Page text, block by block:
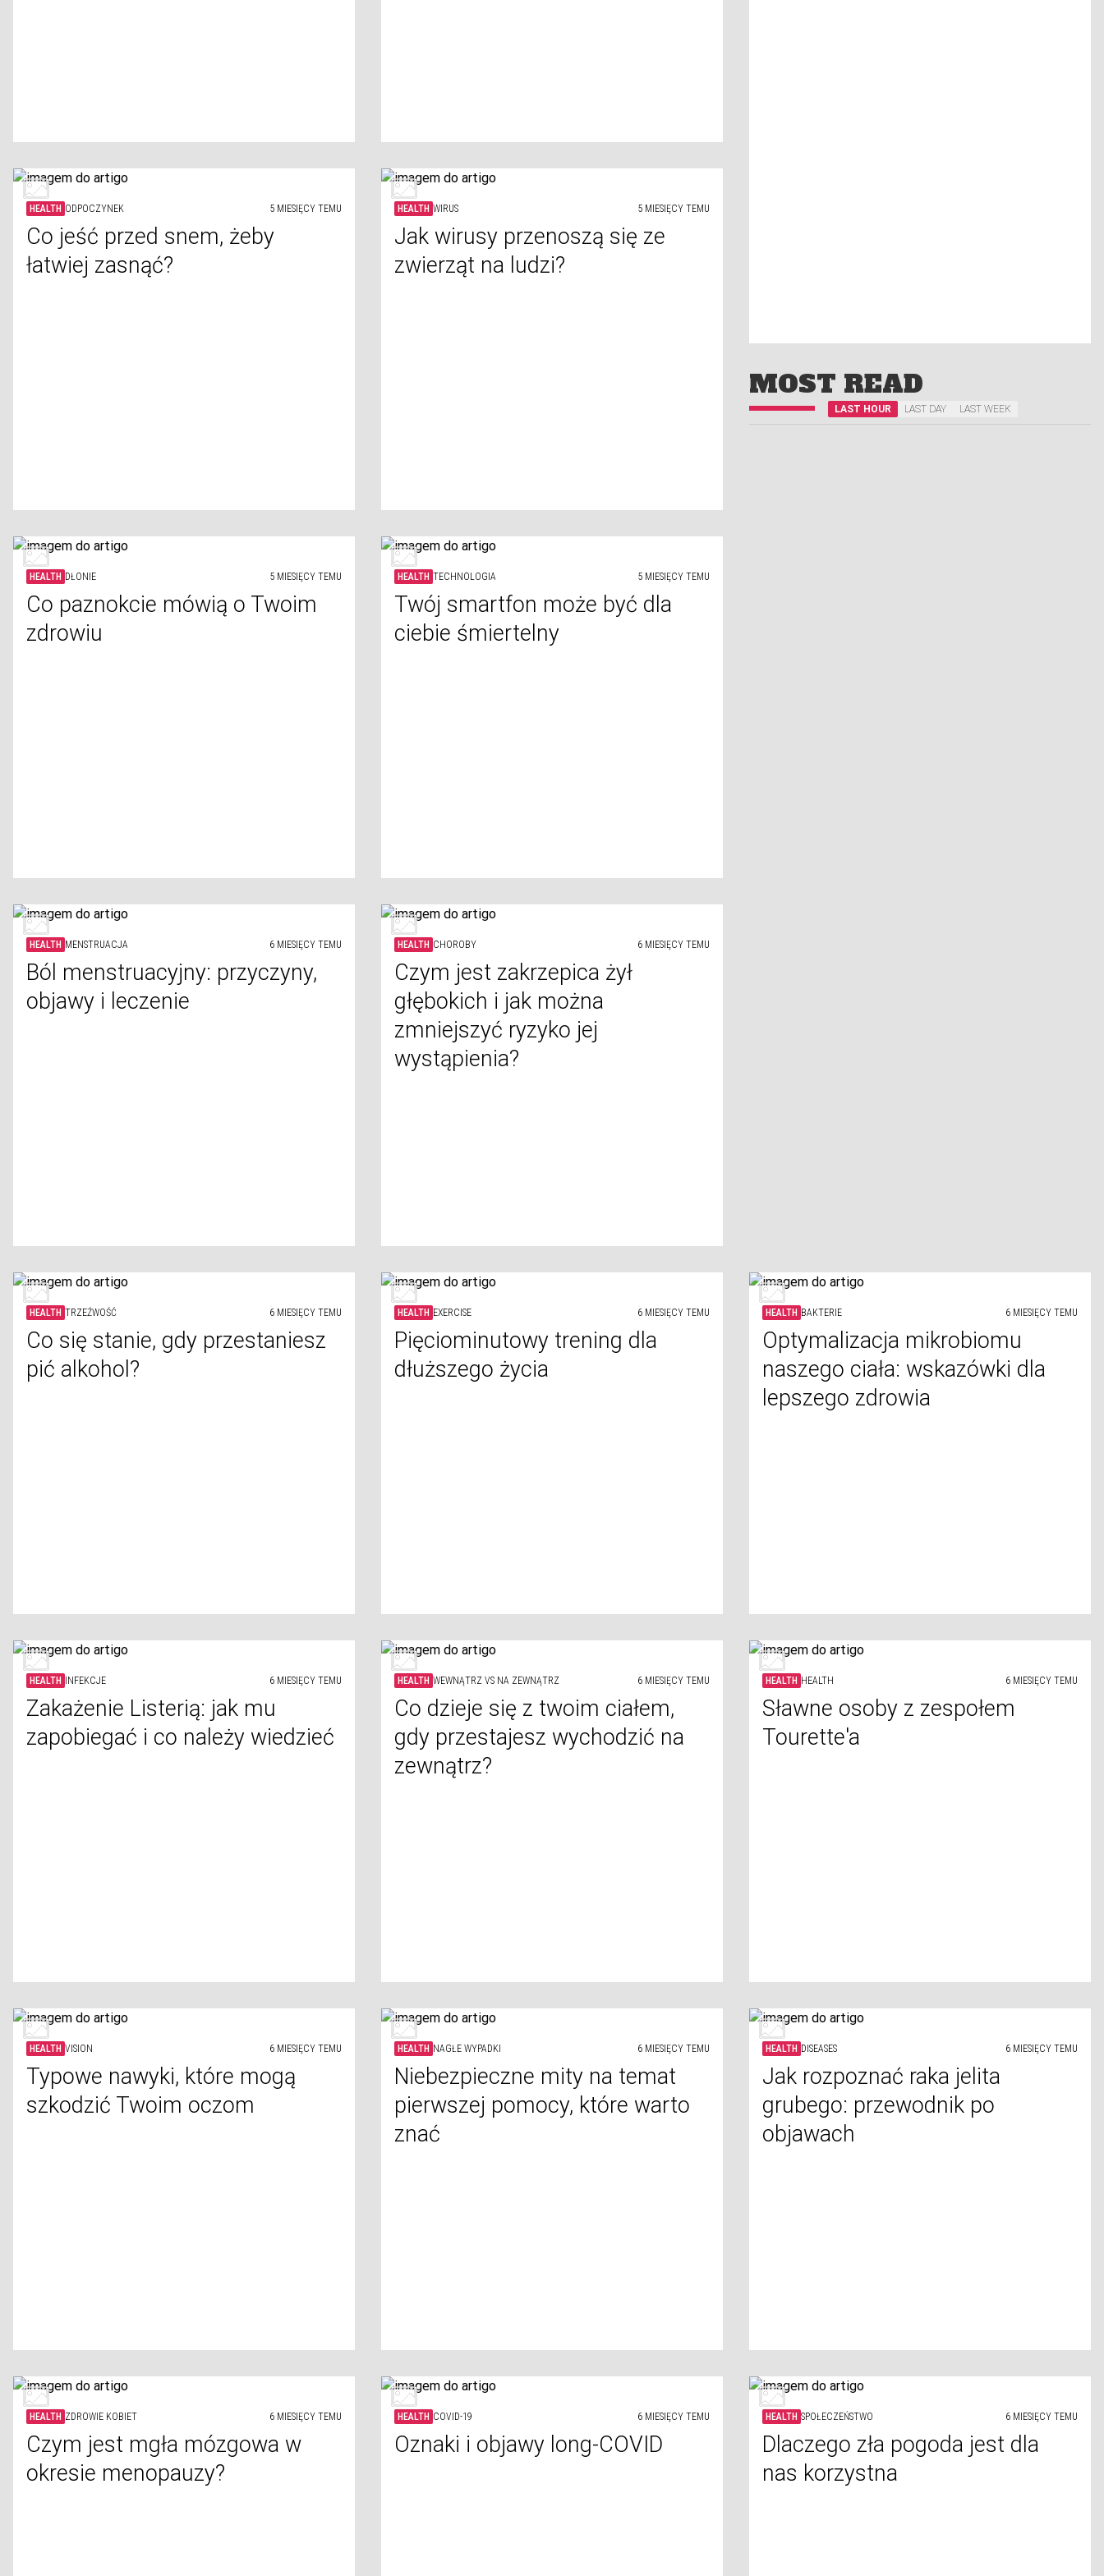
HEALTH ODPOCZYNEK 5 MIESIĘCY TEMU
Co jeść przed snem, żeby
łatwiej zasnąć?
HEALTH WIRUS 5 MIESIĘCY TEMU
Jak wirusy przenoszą się ze
zwierząt na ludzi?
HEALTH DŁONIE 5 MIESIĘCY TEMU
Co paznokcie mówią o Twoim
zdrowiu
HEALTH TECHNOLOGIA 5 MIESIĘCY TEMU
Twój smartfon może być dla
ciebie śmiertelny
HEALTH MENSTRUACJA 6 MIESIĘCY TEMU
Ból menstruacyjny: przyczyny,
objawy i leczenie
HEALTH CHOROBY 6 MIESIĘCY TEMU
Czym jest zakrzepica żył
głębokich i jak można
zmniejszyć ryzyko jej
wystąpienia?
MOST READ
LAST HOUR LAST DAY LAST WEEK
HEALTH TRZEŹWOŚĆ 6 MIESIĘCY TEMU
Co się stanie, gdy przestaniesz
pić alkohol?
HEALTH EXERCISE 6 MIESIĘCY TEMU
Pięciominutowy trening dla
dłuższego życia
HEALTH BAKTERIE 6 MIESIĘCY TEMU
Optymalizacja mikrobiomu
naszego ciała: wskazówki dla
lepszego zdrowia
HEALTH INFEKCJE 6 MIESIĘCY TEMU
Zakażenie Listerią: jak mu
zapobiegać i co należy wiedzieć
HEALTH WEWNĄTRZ VS NA ZEWNĄTRZ 6 MIESIĘCY TEMU
Co dzieje się z twoim ciałem,
gdy przestajesz wychodzić na
zewnątrz?
HEALTH HEALTH 6 MIESIĘCY TEMU
Sławne osoby z zespołem
Tourette'a
HEALTH VISION 6 MIESIĘCY TEMU
Typowe nawyki, które mogą
szkodzić Twoim oczom
HEALTH NAGŁE WYPADKI 6 MIESIĘCY TEMU
Niebezpieczne mity na temat
pierwszej pomocy, które warto
znać
HEALTH DISEASES 6 MIESIĘCY TEMU
Jak rozpoznać raka jelita
grubego: przewodnik po
objawach
HEALTH ZDROWIE KOBIET 6 MIESIĘCY TEMU
Czym jest mgła mózgowa w
okresie menopauzy?
HEALTH COVID-19 6 MIESIĘCY TEMU
Oznaki i objawy long-COVID
HEALTH SPOŁECZEŃSTWO 6 MIESIĘCY TEMU
Dlaczego zła pogoda jest dla
nas korzystna